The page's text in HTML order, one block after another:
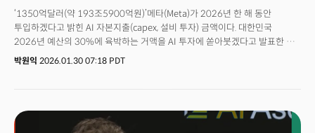
‘1350억달러(약 193조5900억원)’메타(Meta)가 2026년 한 해 동안
투입하겠다고 밝힌 AI 자본지출(capex, 설비 투자) 금액이다. 대한민국
2026년 예산의 30%에 육박하는 거액을 AI 투자에 쏟아붓겠다고 발표한 것.
이는 메타가 2025년 지출한 금액(722억달러)의 두 배에 달한다. 1월 28일 장
베팅하고 있는지 상징적으로 보여줬다. 메타의 과감한 베팅에 힘입어 29일
메타의 주가는 10.40% 급등했다. 그러나 화려한 실적, 통큰 투자 계획의
박원익 2026.01.30 07:18 PDT